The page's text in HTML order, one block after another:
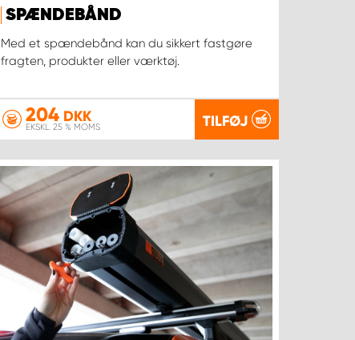
SPÆNDEBÅND
Med et spændebånd kan du sikkert fastgøre
fragten, produkter eller værktøj.
204 DKK
EKSKL. 25 % MOMS TILFØJ